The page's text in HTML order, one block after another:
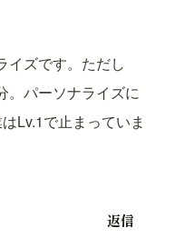
イズです。ただし
。パーソナライズに
Lv.1で止まっていま
返信